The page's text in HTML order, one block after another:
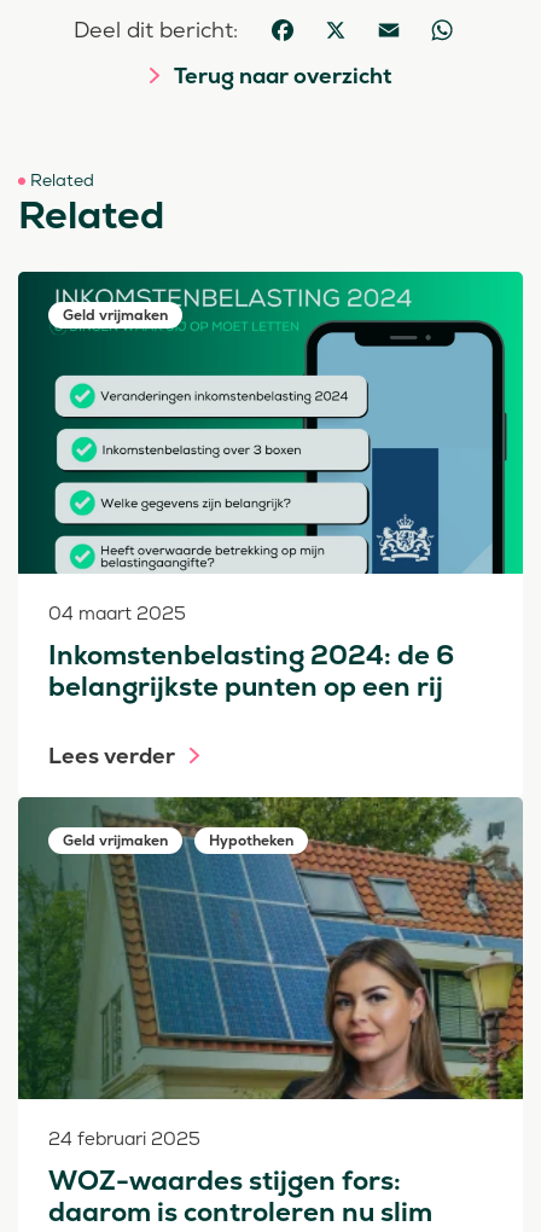
Deel dit bericht: Facebook
X Email WhatsApp
Terug naar overzicht
Related
Related
Geld vrijmaken
04 maart 2025
Inkomstenbelasting 2024: de 6
belangrijkste punten op een rij
Lees verder
Geld vrijmaken Hypotheken
24 februari 2025
WOZ-waardes stijgen fors:
daarom is controleren nu slim